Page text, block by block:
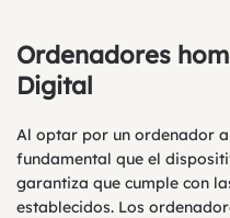
Ordenadores
Digital
Al optar por un ordenador
fundamental que el
garantiza que cumple con
establecidos. Los